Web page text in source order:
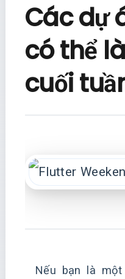
Các dự
có thể
cuối
Nếu bạn là